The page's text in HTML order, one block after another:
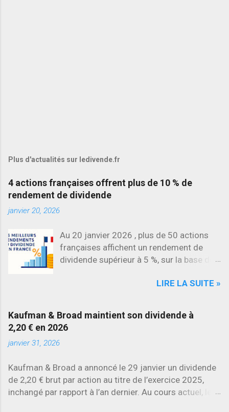
Plus d'actualités sur ledivende.fr
4 actions françaises offrent plus de 10 % de
rendement de dividende
janvier 20, 2026
Au 20 janvier 2026 , plus de 50 actions
françaises affichent un rendement de
dividende supérieur à 5 %, sur la base des
évolutions les plus marquantes concerne
Stellantis et Renault reculent déjà à deux
chiffres.
LIRE LA SUITE »
Kaufman & Broad maintient son dividende à
2,20 € en 2026
janvier 31, 2026
Kaufman & Broad a annoncé le 29 janvier un dividende
de 2,20 € brut par action au titre de l’exercice 2025,
inchangé par rapport à l’an dernier. Au cours actuel, le